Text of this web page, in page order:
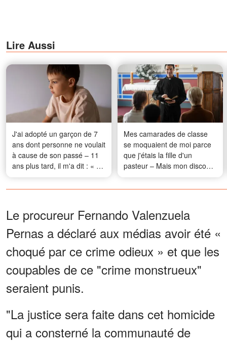
Lire Aussi
J'ai adopté un garçon de 7
ans dont personne ne voulait
à cause de son passé – 11
ans plus tard, il m'a dit : « Je
suis enfin prêt à te raconter
ce qui s'est réellement passé
Mes camarades de classe
se moquaient de moi parce
que j'étais la fille d'un
pasteur – Mais mon discours
de remise des diplômes a
réduit toute la salle au
Le procureur Fernando Valenzuela
Pernas a déclaré aux médias avoir été «
choqué par ce crime odieux » et que les
coupables de ce "crime monstrueux"
seraient punis.
"La justice sera faite dans cet homicide
qui a consterné la communauté de